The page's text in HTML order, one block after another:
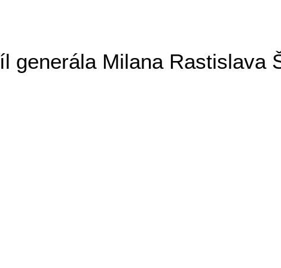
generála Milana Rastislava